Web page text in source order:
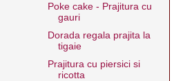
Poke cake - Prajitura cu
gauri
Dorada regala prajita la
tigaie
Prajitura cu piersici si
ricotta